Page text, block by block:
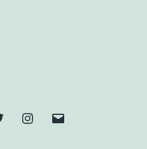
Twitter Instagram